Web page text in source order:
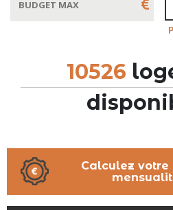
10526
Calculez votre